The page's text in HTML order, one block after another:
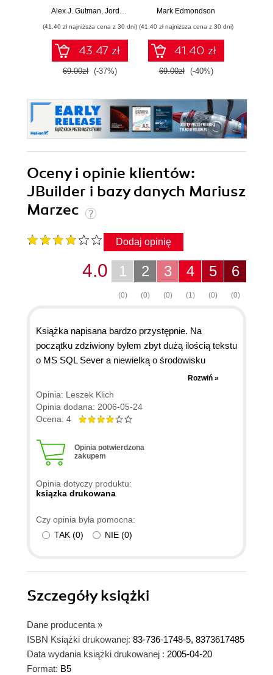
uczeniu
Alex J. Gutman Jordan Goldmeier
(41,40 zł najniższa cena z 30 dni)
43.47 zł
69.00zł (-37%)
wyznaczanie
Mark Edmondson
(41,40 zł najniższa cena z 30 dni)
41.40 zł
69.00zł (-40%)
Oceny i opinie klientów:
JBuilder i bazy danych Mariusz
Marzec
Dodaj opinię
6
(0)
5
(0)
4
(1)
3
(0)
2
(0)
1
(0)
4.0
Książka napisana bardzo przystępnie. Na
początku zdziwiony byłem zbyt dużą ilością tekstu
o MS SQL Sever a niewielką o środowisku
JBuilder. Jednak podstawy serwera SQL są
opisane bardzo ciekawie a po wstępie przychodzi
czas na Javę. Ogólnie - polecam. Nawet tym,
którzy piszą w innych językach a chcą się szybko
cena a książka bardzo przydatna.
Rozwiń »
Opinia: Leszek Klich
Opinia dodana: 2006-05-24
Ocena: 4
Opinia potwierdzona
zakupem
Opinia dotyczy produktu:
ksiązka drukowana
Czy opinia była pomocna:
TAK (0) NIE (0)
Szczegółyksiążki
Dane producenta »
ISBN Książki drukowanej: 83-736-1748-5, 8373617485
Data wydania książki drukowanej : 2005-04-20
Format: B5